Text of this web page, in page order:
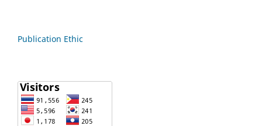
Publication Ethic